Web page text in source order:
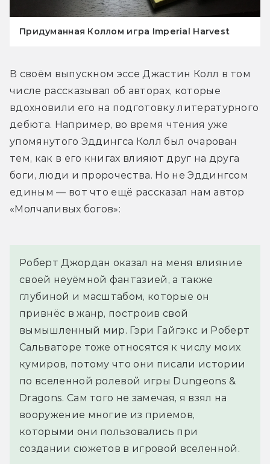
Придуманная Коллом игра Imperial Harvest
В своём выпускном эссе Джастин Колл в том
числе рассказывал об авторах, которые
вдохновили его на подготовку литературного
дебюта. Например, во время чтения уже
упомянутого Эддингса Колл был очарован
тем, как в его книгах влияют друг на друга
боги, люди и пророчества. Но не Эддингсом
единым — вот что ещё рассказал нам автор
«Молчаливых богов»:
Роберт Джордан оказал на меня влияние
своей неуёмной фантазией, а также
глубиной и масштабом, которые он
привнёс в жанр, построив свой
вымышленный мир. Гэри Гайгэкс и Роберт
Сальваторе тоже относятся к числу моих
кумиров, потому что они писали истории
по вселенной ролевой игры Dungeons &
Dragons. Сам того не замечая, я взял на
вооружение многие из приемов,
которыми они пользовались при
создании сюжетов в игровой вселенной.